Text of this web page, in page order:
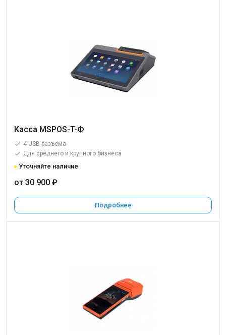
Касса MSPOS-T-Ф
4 USB-разъема
Для среднего и крупного бизнеса
Уточняйте наличие
от 30 900 ₽
Подробнее